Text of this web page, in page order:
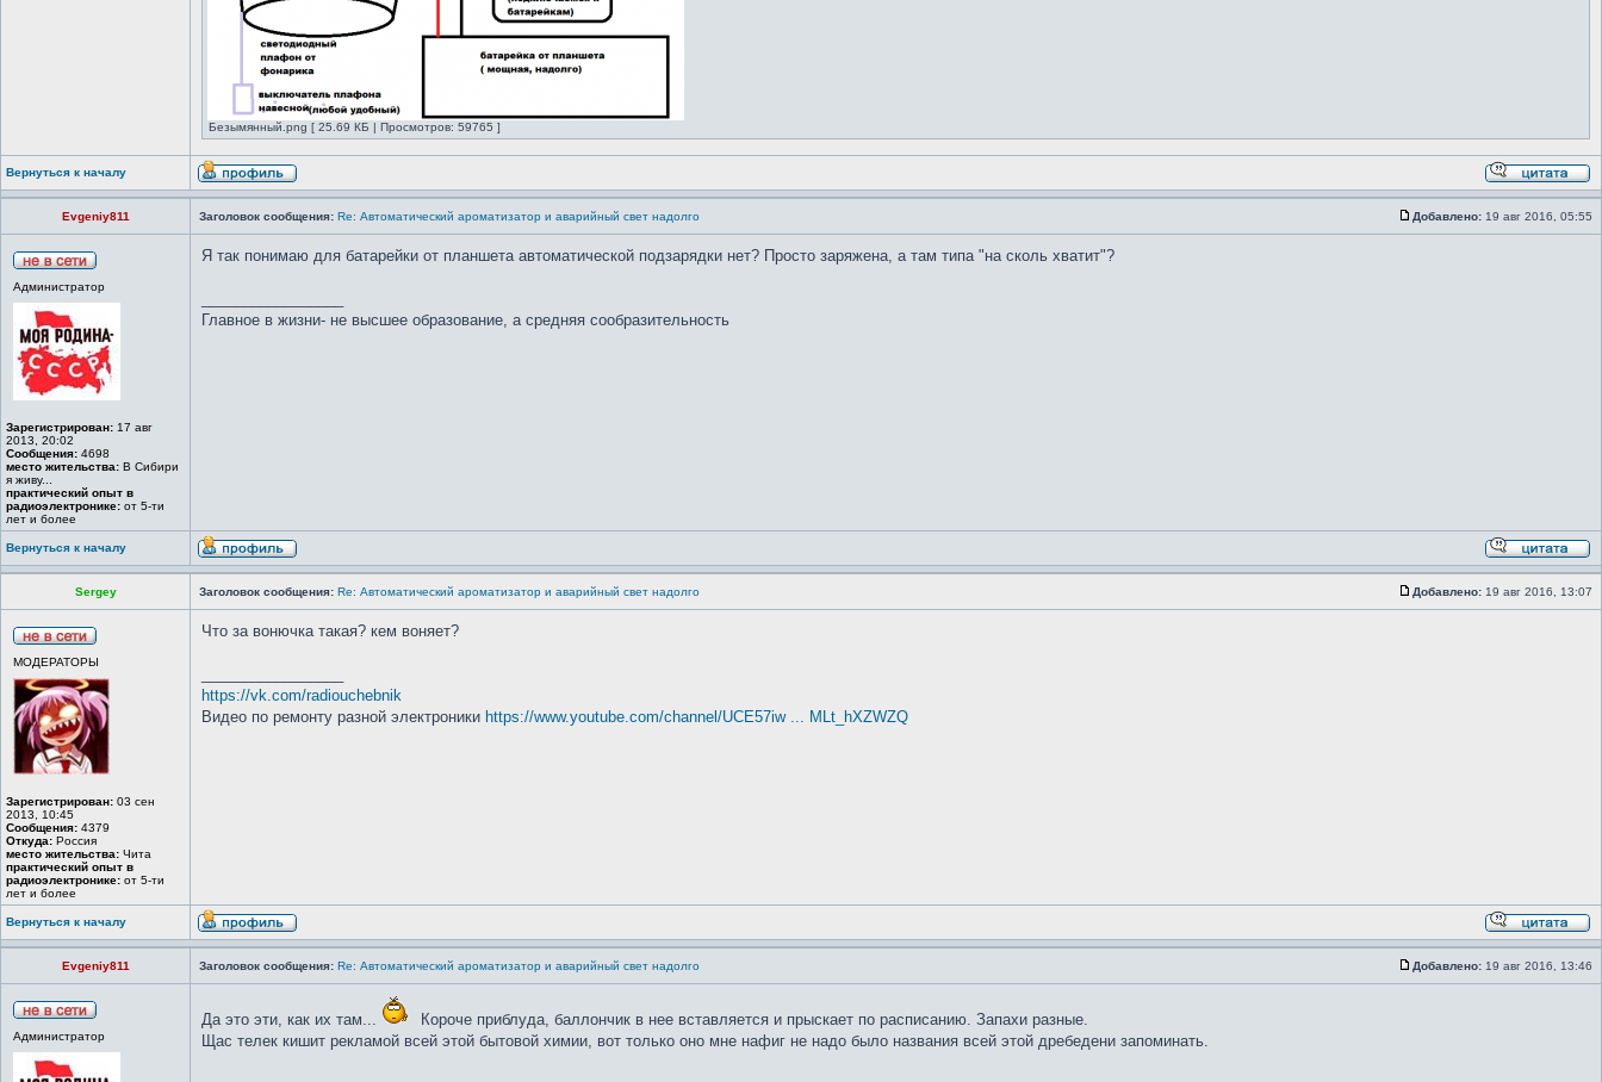
Безымянный.png [ 25.69 КБ | Просмотров: 59765 ]
Вернуться к началу
Evgeniy811 Заголовок сообщения: Re: Автоматический ароматизатор и аварийный свет надолго Добавлено: 19 авг 2016, 05:55
Администратор
Зарегистрирован: 17 авг
2013, 20:02
Сообщения: 4698
место жительства: В Сибири
я живу...
практический опыт в
радиоэлектронике: от 5-ти
лет и более
Я так понимаю для батарейки от планшета автоматической подзарядки нет? Просто заряжена, а там типа "на сколь хватит"?
Главное в жизни- не высшее образование, а средняя сообразительность
Вернуться к началу
Sergey Заголовок сообщения: Re: Автоматический ароматизатор и аварийный свет надолго Добавлено: 19 авг 2016, 13:07
МОДЕРАТОРЫ
Зарегистрирован: 03 сен
2013, 10:45
Сообщения: 4379
Откуда: Россия
место жительства: Чита
практический опыт в
радиоэлектронике: от 5-ти
лет и более
Что за вонючка такая? кем воняет?
https://vk.com/radiouchebnik
Видео по ремонту разной электроники https://www.youtube.com/channel/UCE57iw ... MLt_hXZWZQ
Вернуться к началу
Evgeniy811 Заголовок сообщения: Re: Автоматический ароматизатор и аварийный свет надолго Добавлено: 19 авг 2016, 13:46
Администратор
Да это эти, как их там...
Короче приблуда, баллончик в нее вставляется и прыскает по расписанию. Запахи разные.
Щас телек кишит рекламой всей этой бытовой химии, вот только оно мне нафиг не надо было названия всей этой дребедени запоминать.